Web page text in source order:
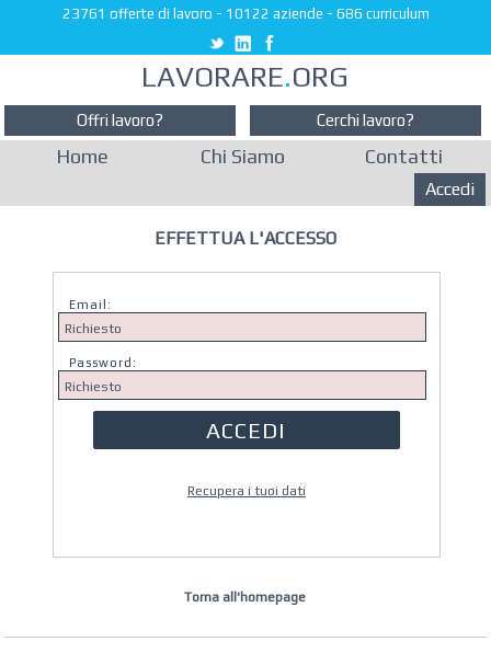
23761 offerte di lavoro - 10122 aziende - 686 curriculum
LAVORARE.ORG
Offri lavoro? Cerchi lavoro?
Home Chi Siamo Contatti
Accedi
EFFETTUA L'ACCESSO
Email:
Password:
Recupera i tuoi dati
Torna all'homepage